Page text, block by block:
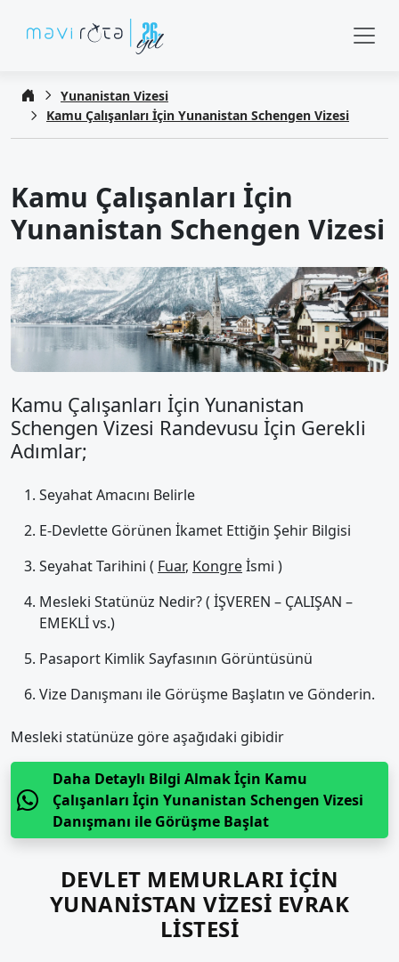
Yunanistan Vizesi
Kamu Çalışanları İçin Yunanistan Schengen Vizesi
Kamu Çalışanları İçin
Yunanistan Schengen Vizesi
Kamu Çalışanları İçin Yunanistan
Schengen Vizesi Randevusu İçin Gerekli
Adımlar;
Seyahat Amacını Belirle
E-Devlette Görünen İkamet Ettiğin Şehir Bilgisi
Seyahat Tarihini ( Fuar, Kongreİsmi )
Mesleki Statünüz Nedir? ( İŞVEREN – ÇALIŞAN –
EMEKLİ vs.)
Pasaport Kimlik Sayfasının Görüntüsünü
Vize Danışmanı ile Görüşme Başlatın ve Gönderin.
Mesleki statünüze göre aşağıdaki gibidir
Daha Detaylı Bilgi Almak İçin Kamu
Çalışanları İçin Yunanistan Schengen Vizesi
Danışmanı ile Görüşme Başlat
DEVLET MEMURLARI İÇİN
YUNANİSTAN VİZESİ EVRAK
LİSTESİ